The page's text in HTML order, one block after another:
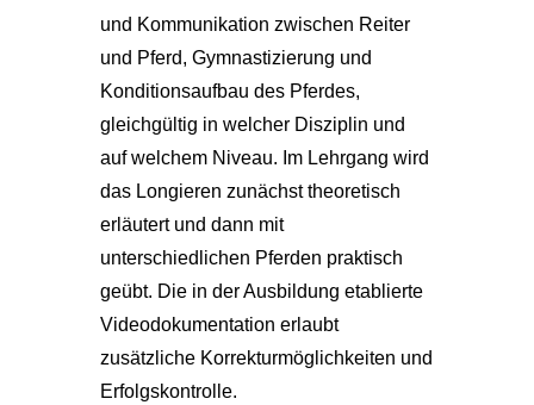
und Kommunikation zwischen Reiter
und Pferd, Gymnastizierung und
Konditionsaufbau des Pferdes,
gleichgültig in welcher Disziplin und
auf welchem Niveau. Im Lehrgang wird
das Longieren zunächst theoretisch
erläutert und dann mit
unterschiedlichen Pferden praktisch
geübt. Die in der Ausbildung etablierte
Videodokumentation erlaubt
zusätzliche Korrekturmöglichkeiten und
Erfolgskontrolle.